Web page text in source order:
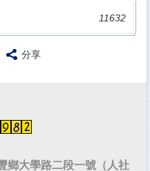
11632
分享
鄉大學路二段一號（人社